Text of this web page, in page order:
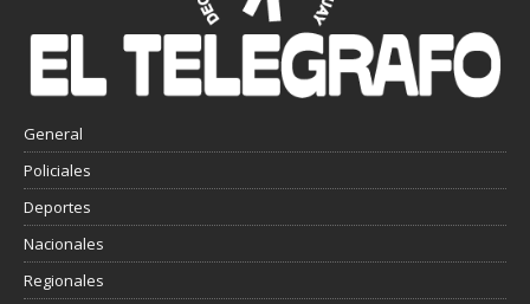
General
Policiales
Deportes
Nacionales
Regionales